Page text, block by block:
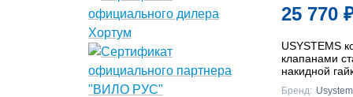
25 770
USYSTEMS
клапанами
накидной
Бренд: